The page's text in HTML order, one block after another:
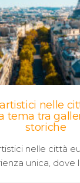
nelle
tema tra
storiche
nelle città
unica, dove